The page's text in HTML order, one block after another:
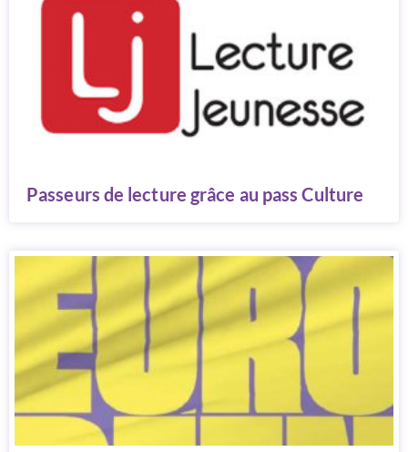
Passeurs de lecture grâce au pass Culture